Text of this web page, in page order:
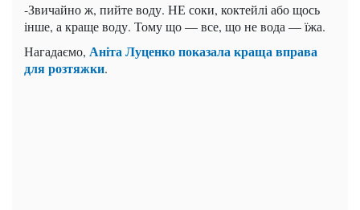
-Звичайно ж, пийте воду. НЕ соки, коктейлі або щось
інше, а краще воду. Тому що — все, що не вода — їжа.
Нагадаємо, Аніта Луценко показала краща вправа
для розтяжки.